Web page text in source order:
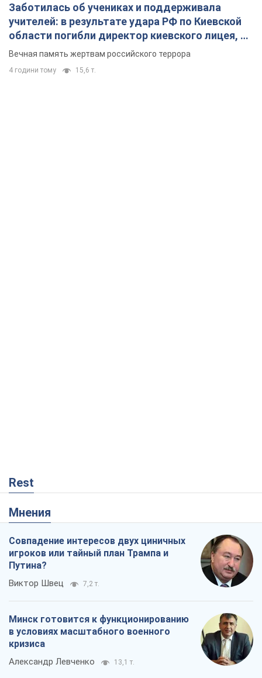
Заботилась об учениках и поддерживала
учителей: в результате удара РФ по Киевской
области погибли директор киевского лицея, её
муж и внук
Вечная память жертвам российского террора
4 години тому 15,6 т.
Rest
Мнения
Совпадение интересов двух циничных
игроков или тайный план Трампа и
Путина?
Виктор Швец 7,2 т.
Минск готовится к функционированию
в условиях масштабного военного
кризиса
Александр Левченко 13,1 т.